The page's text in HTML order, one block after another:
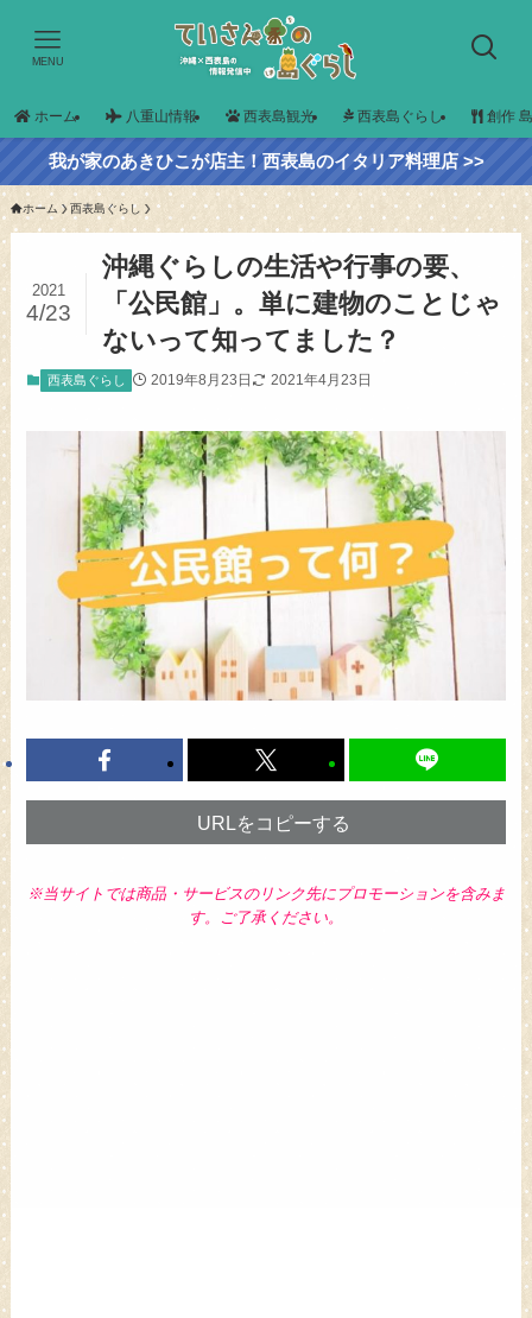
MENU
ホーム 八重山情報 西表島観光 西表島ぐらし 創作
我が家のあきひこが店主！西表島のイタリア料理店 >>
ホーム 西表島ぐらし
沖縄ぐらしの生活や行事の要、
「公民館」。単に建物のことじゃ
ないって知ってました？
2021
4/23
西表島ぐらし 2019年8月23日 2021年4月23日
URLをコピーする
※当サイトでは商品・サービスのリンク先にプロモーションを含みま
す。ご了承ください。